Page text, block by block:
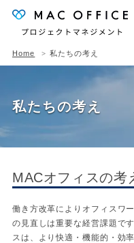
Home 私たちの考え
私たちの考え
MACオフィスの考
働き方改革によりオフィスワ
の見直しは重要な経営課題で
スは、より快適・機能的・効